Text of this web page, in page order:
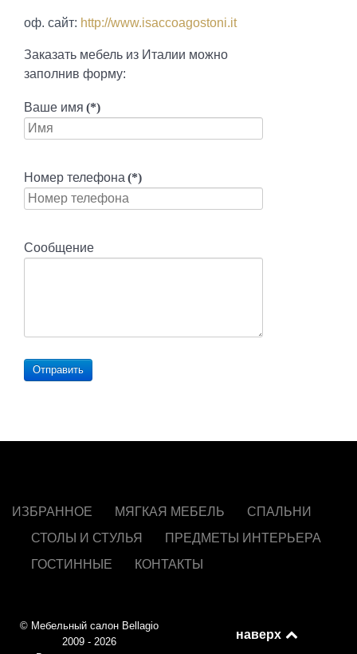
оф. сайт: http://www.isaccoagostoni.it
Заказать мебель из Италии можно
заполнив форму:
Ваше имя (*)
Номер телефона (*)
Сообщение
Отправить
ИЗБРАННОЕ МЯГКАЯ МЕБЕЛЬ
СПАЛЬНИ
СТОЛЫ И СТУЛЬЯ
ПРЕДМЕТЫ ИНТЕРЬЕРА
ГОСТИННЫЕ
КОНТАКТЫ
© Мебельный салон Bellagio
2009 - 2026
наверх